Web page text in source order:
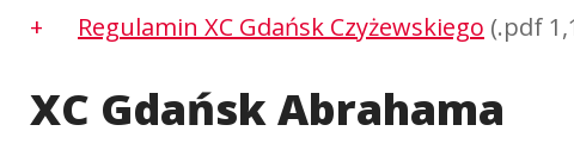
Regulamin XC Gdańsk Czyżewskiego (.pdf
XC Gdańsk Abrahama